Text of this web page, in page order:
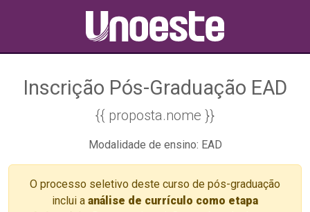
Inscrição Pós-Graduação EAD
{{ proposta.nome }}
Modalidade de ensino: EAD
O processo seletivo deste curso de pós-graduação
inclui a análise de currículo como etapa